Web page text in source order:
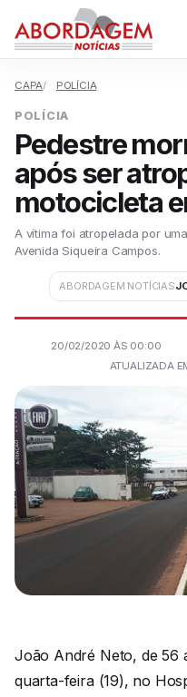
CAPA POLÍCIA
POLÍCIA
Pedestre
após ser
motocicleta
A vítima foi atropelada por
Avenida Siqueira Campos.
ABORDAGEM NOTÍCIAS
20/02/2020 ÀS 00:00
ATUALIZADA
João André Neto, de 56
quarta-feira (19), no